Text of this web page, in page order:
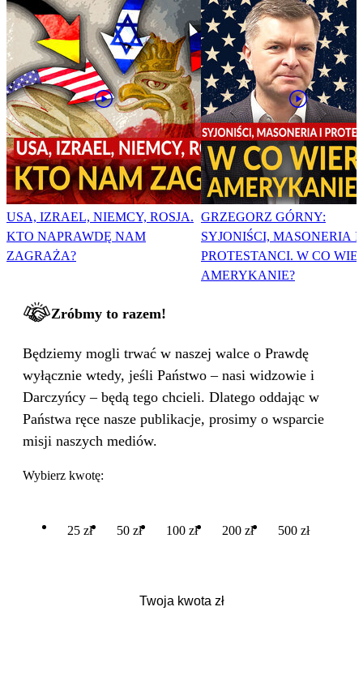
USA, IZRAEL, NIEMCY, ROSJA.
KTO NAPRAWDĘ NAM
ZAGRAŻA?
GRZEGORZ GÓRNY:
SYJONIŚCI, MASONERIA I
PROTESTANCI. W CO
AMERYKANIE?
Zróbmy to razem!
Będziemy mogli trwać w naszej walce o Prawdę
wyłącznie wtedy, jeśli Państwo – nasi widzowie i
Darczyńcy – będą tego chcieli. Dlatego oddając w
Państwa ręce nasze publikacje, prosimy o wsparcie
misji naszych mediów.
Wybierz kwotę:
25 zł 50 zł 100 zł 200 zł 500 zł